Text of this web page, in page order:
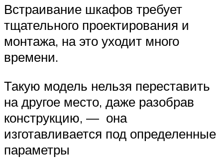
Встраивание шкафов требует
тщательного проектирования и
монтажа, на это уходит много
времени.
Такую модель нельзя переставить
на другое место, даже разобрав
конструкцию, — она
изготавливается под определенные
параметры